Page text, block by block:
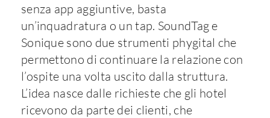
senza app aggiuntive, basta
un’inquadratura o un tap. SoundTag e
Sonique sono due strumenti phygital che
permettono di continuare la relazione con
l’ospite una volta uscito dalla struttura.
L’idea nasce dalle richieste che gli hotel
ricevono da parte dei clienti, che